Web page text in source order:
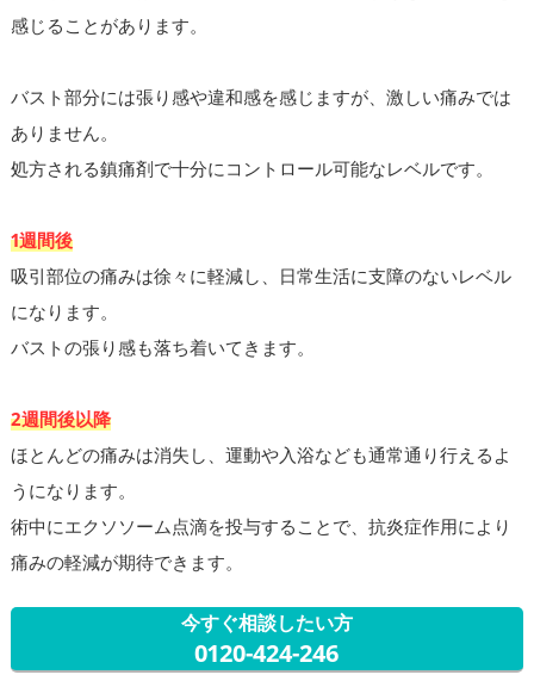
感じることがあります。
バスト部分には張り感や違和感を感じますが、激しい痛みでは
ありません。
処方される鎮痛剤で十分にコントロール可能なレベルです。
1週間後
吸引部位の痛みは徐々に軽減し、日常生活に支障のないレベル
になります。
バストの張り感も落ち着いてきます。
2週間後以降
ほとんどの痛みは消失し、運動や入浴なども通常通り行えるよ
うになります。
術中にエクソソーム点滴を投与することで、抗炎症作用により
痛みの軽減が期待できます。
今すぐ相談したい方
0120-424-246